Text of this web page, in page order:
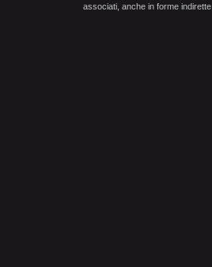
associati, anche in forme indirette.